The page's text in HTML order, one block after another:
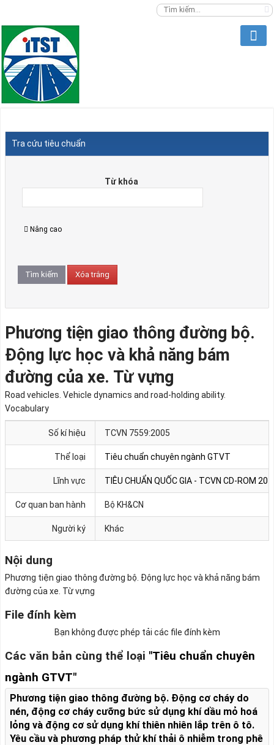
Tra cứu tiêu chuẩn
Từ khóa
Nâng cao
Phương tiện giao thông đường bộ.
Động lực học và khả năng bám
đường của xe. Từ vựng
Road vehicles. Vehicle dynamics and road-holding ability.
Vocabulary
Số kí hiệu TCVN 7559:2005
Thể loại Tiêu chuẩn chuyên ngành GTVT
Lĩnh vực TIÊU CHUẨN QUỐC GIA - TCVN CD-ROM
Cơ quan ban hành Bộ KH&CN
Người ký Khác
Nội dung
Phương tiện giao thông đường bộ. Động lực học và khả năng bám
đường của xe. Từ vựng
File đính kèm
Bạn không được phép tải các file đính kèm
Các văn bản cùng thể loại "Tiêu chuẩn chuyên
ngành GTVT"
Phương tiện giao thông đường bộ. Động cơ cháy do
nén, động cơ cháy cưỡng bức sử dụng khí dầu mỏ hoá
lỏng và động cơ sử dụng khí thiên nhiên lắp trên ô tô.
Yêu cầu và phương pháp thử khí thải ô nhiễm trong phê